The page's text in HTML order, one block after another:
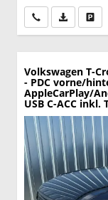
Wir rufen Sie an
PDF-
Volkswagen T-
- PDC vorne/
AppleCarPlay/
USB C-ACC inkl.